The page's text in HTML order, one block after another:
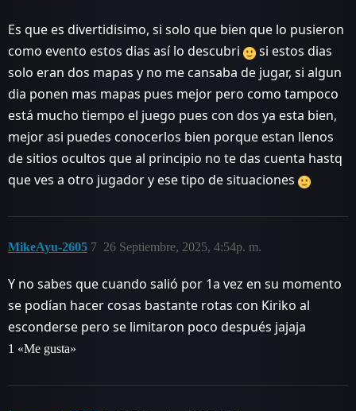
Es que es divertidisimo, si solo que bien que lo pusieron
como evento estos dias así lo descubri
si estos dias
solo eran dos mapas y no me cansaba de jugar, si algun
dia ponen mas mapas pues mejor pero como tampoco
está mucho tiempo el juego pues con dos ya esta bien,
mejor asi puedes conocerlos bien porque estan llenos
de sitios ocultos que al principio no te das cuenta hastq
que ves a otro jugador y ese tipo de situaciones
MikeAyu-2605 26 Septiembre, 2025, 4:54p. m.
7
Y no sabes que cuando salió por 1a vez en su momento
se podían hacer cosas bastante rotas con Kiriko al
esconderse pero se limitaron poco después jajaja
1 «Me gusta»